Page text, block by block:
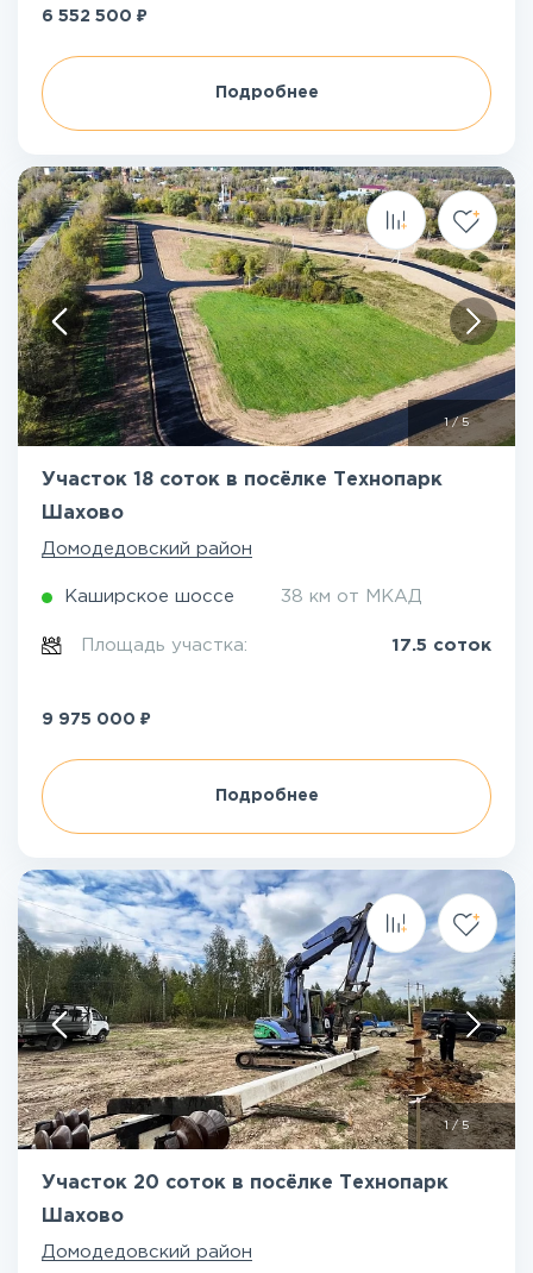
6 552 500 ₽
Подробнее
1/5
Участок 18 соток в посёлке Технопарк
Шахово
Домодедовский район
Каширское шоссе 38 км от МКАД
Площадь участка: 17.5 соток
9 975 000 ₽
Подробнее
1/5
Участок 20 соток в посёлке Технопарк
Шахово
Домодедовский район